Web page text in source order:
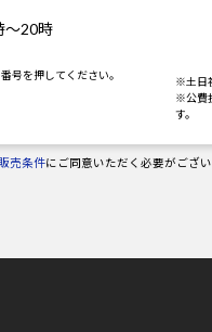
～20時
号を押してください。
※土日
※公費
す。
売条件にご同意いただく必要がござ